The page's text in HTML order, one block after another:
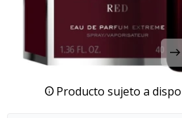
Producto sujeto a